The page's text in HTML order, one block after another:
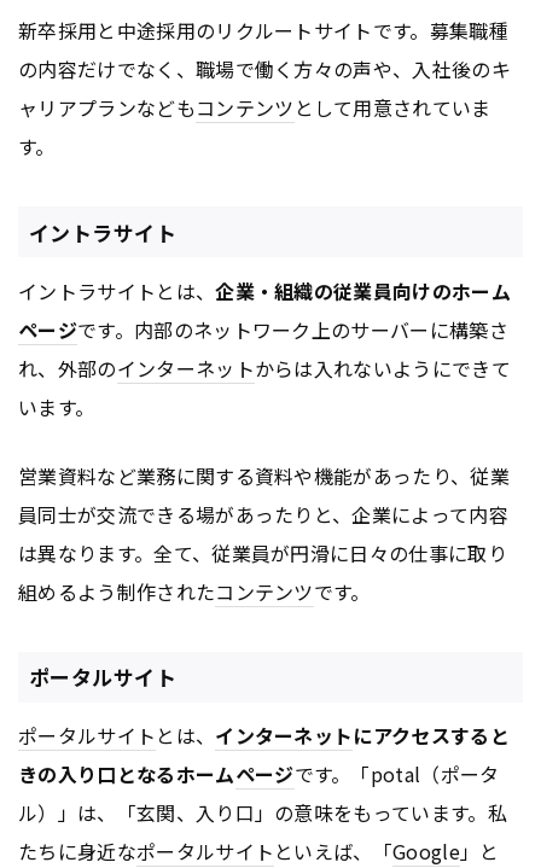
新卒採用と中途採用のリクルートサイトです。募集職種
の内容だけでなく、職場で働く方々の声や、入社後のキ
ャリアプランなどもコンテンツ として用意されていま
す。
イントラサイト
イントラサイトとは、企業・組織の従業員向けのホーム
ページです。内部のネットワーク上のサーバーに構築さ
れ、外部のインターネットからは入れないようにできて
います。
営業資料など業務に関する資料や機能があったり、従業
員同士が交流できる場があったりと、企業によって内容
は異なります。全て、従業員が円滑に日々の仕事に取り
組めるよう制作されたコンテンツです。
ポータルサイト
ポータルサイト とは、 インターネットにアクセスすると
きの入り口となるホームページです。「potal（ポータ
ル）」は、「玄関、入り口」の意味をもっています。私
たちに身近なポータルサイト といえば、「Google」と